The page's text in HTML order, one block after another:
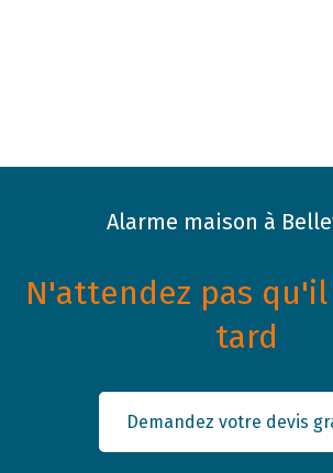
Alarme maison à
N'attendez pas
tard
Demandez votre devis